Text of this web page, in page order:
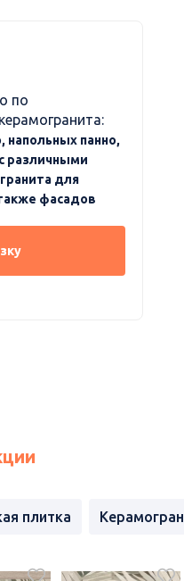
по
напольных панно,
различными
для
фасадов
плитка